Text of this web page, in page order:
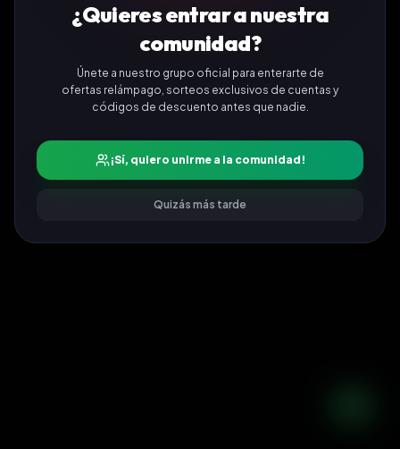
¿Quieres entrar a nuestra
comunidad?
Únete a nuestro grupo oficial para enterarte de
ofertas relámpago, sorteos exclusivos de cuentas y
códigos de descuento antes que nadie.
¡Sí, quiero unirme a la comunidad!
Quizás más tarde